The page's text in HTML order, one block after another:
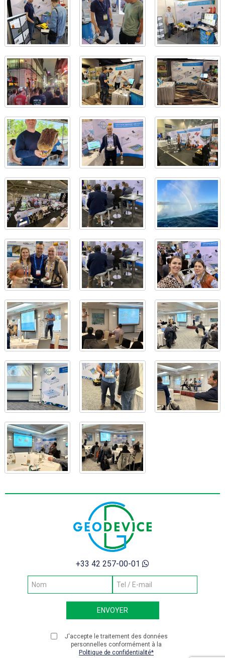
+33 42 257-00-01
J'accepte le traitement des données
personnelles conformément à la
Politique de confidentialité